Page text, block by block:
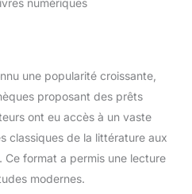
une popularité croissante,
proposant des prêts
ont eu accès à un vaste
classiques de la littérature aux
Ce format a permis une lecture
modernes.